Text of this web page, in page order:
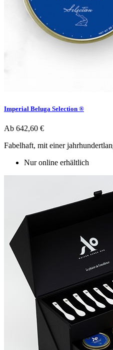
Imperial Beluga Selection ®
Ab 642,60 €
Fabelhaft, mit einer
Nur online erhältlich